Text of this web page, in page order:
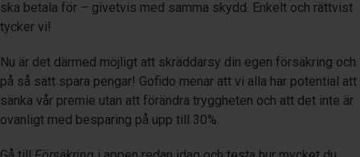
ska betala för – givetvis med samma skydd. Enkelt och rättvist
tycker vi!
Nu är det därmed möjligt att skräddarsy din egen försäkring och
på så sätt spara pengar! Gofido menar att vi alla har potential att
sänka vår premie utan att förändra tryggheten och att det inte är
ovanligt med besparing på upp till 30%.